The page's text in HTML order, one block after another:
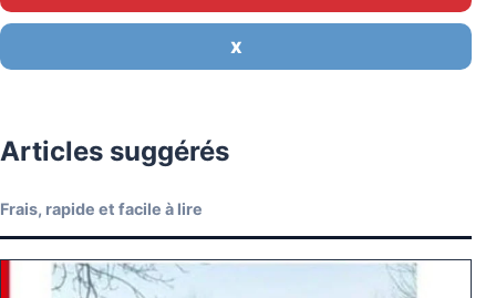
X
Articles suggérés
Frais, rapide et facile à lire